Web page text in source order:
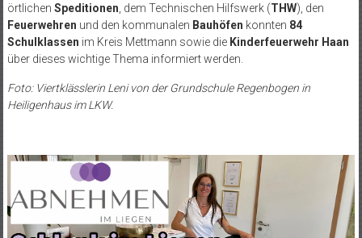
örtlichen Speditionen , dem Technischen Hilfswerk (THW), den
Feuerwehren und den kommunalen Bauhöfen konnten 84
Schulklassen im Kreis Mettmann sowie die Kinderfeuerwehr Haan
über dieses wichtige Thema informiert werden.
Foto: Viertklässlerin Leni von der Grundschule Regenbogen in
Heiligenhaus im LKW.